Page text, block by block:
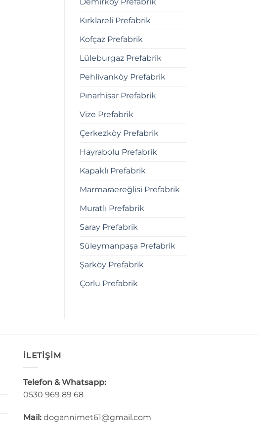
Kırklareli Prefabrik
Kofçaz Prefabrik
Lüleburgaz Prefabrik
Pehlivanköy Prefabrik
Pınarhisar Prefabrik
Vize Prefabrik
Çerkezköy Prefabrik
Hayrabolu Prefabrik
Kapaklı Prefabrik
Marmaraereğlisi Prefabrik
Muratlı Prefabrik
Saray Prefabrik
Süleymanpaşa Prefabrik
Şarköy Prefabrik
Çorlu Prefabrik
İLETİŞİM
Telefon & Whatsapp:
0530 969 89 68
Mail: dogannimet61@gmail.com